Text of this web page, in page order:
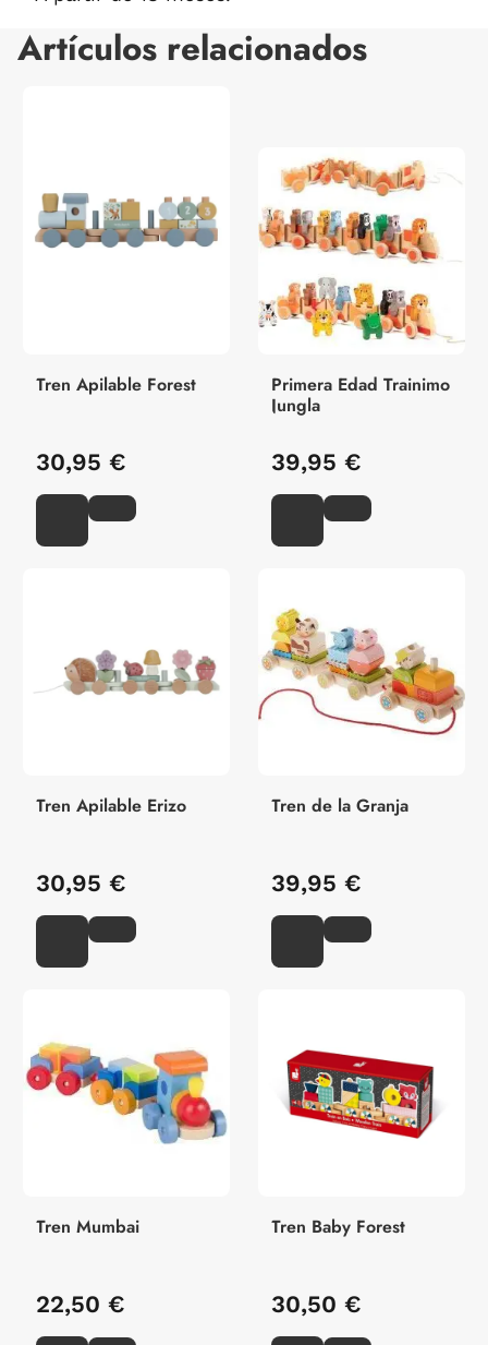
Artículos relacionados
Tren Apilable Forest
30,95 €
Primera Edad Trainimo
Jungla
39,95 €
Tren Apilable Erizo
30,95 €
Tren de la Granja
39,95 €
Tren Mumbai
22,50 €
Tren Baby Forest
30,50 €